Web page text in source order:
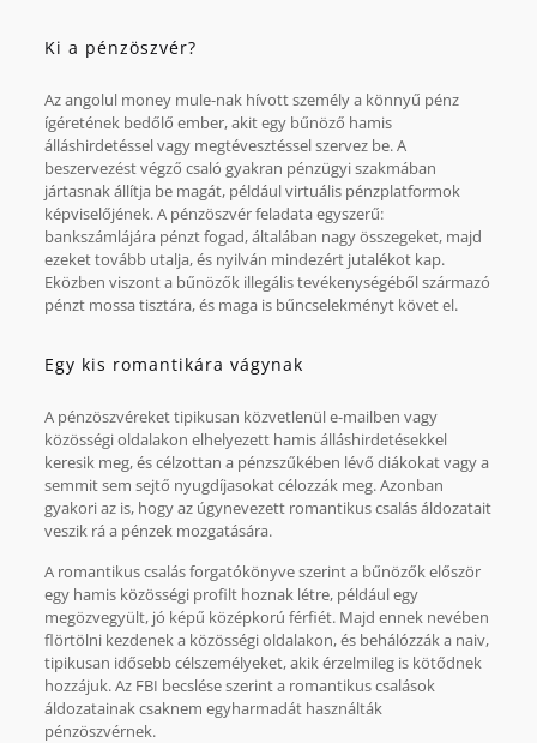
Ki a pénzöszvér?
Az angolul money mule-nak hívott személy a könnyű pénz
ígéretének bedőlő ember, akit egy bűnöző hamis
álláshirdetéssel vagy megtévesztéssel szervez be. A
beszervezést végző csaló gyakran pénzügyi szakmában
jártasnak állítja be magát, például virtuális pénzplatformok
képviselőjének. A pénzöszvér feladata egyszerű:
bankszámlájára pénzt fogad, általában nagy összegeket, majd
ezeket tovább utalja, és nyilván mindezért jutalékot kap.
Eközben viszont a bűnözők illegális tevékenységéből származó
pénzt mossa tisztára, és maga is bűncselekményt követ el.
Egy kis romantikára vágynak
A pénzöszvéreket tipikusan közvetlenül e-mailben vagy
közösségi oldalakon elhelyezett hamis álláshirdetésekkel
keresik meg, és célzottan a pénzszűkében lévő diákokat vagy a
semmit sem sejtő nyugdíjasokat célozzák meg. Azonban
gyakori az is, hogy az úgynevezett romantikus csalás áldozatait
veszik rá a pénzek mozgatására.
A romantikus csalás forgatókönyve szerint a bűnözők először
egy hamis közösségi profilt hoznak létre, például egy
megözvegyült, jó képű középkorú férfiét. Majd ennek nevében
flörtölni kezdenek a közösségi oldalakon, és behálózzák a naiv,
tipikusan idősebb célszemélyeket, akik érzelmileg is kötődnek
hozzájuk. Az FBI becslése szerint a romantikus csalások
áldozatainak csaknem egyharmadát használták
pénzöszvérnek.